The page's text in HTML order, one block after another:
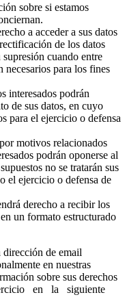
sobre si estamos
a acceder a sus datos
de los datos
cuando entre
necesarios para los fines
interesados podrán
de sus datos, en cuyo
para el ejercicio o defensa
motivos relacionados
podrán oponerse al
no se tratarán sus
el ejercicio o defensa de
derecho a recibir los
un formato estructurado
dirección de email
en nuestras
sobre sus derechos
en la siguiente